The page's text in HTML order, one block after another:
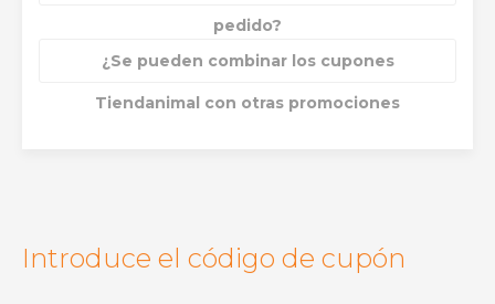
pedido?
¿Se pueden combinar los cupones
Tiendanimal con otras promociones
Introduce el código de cupón